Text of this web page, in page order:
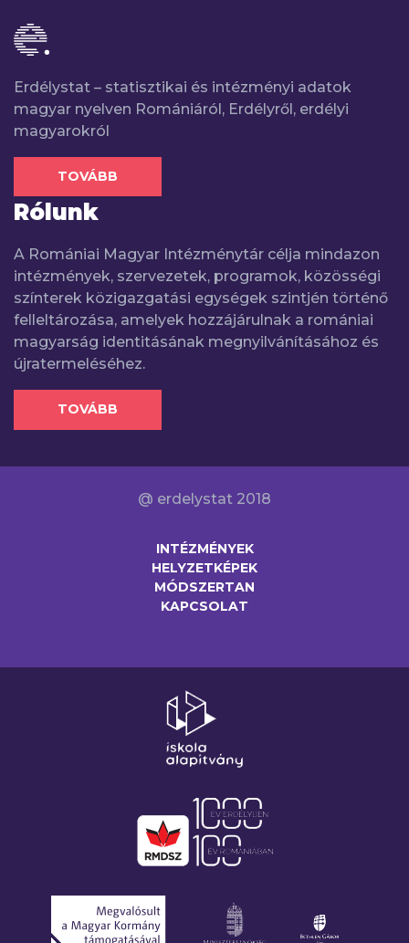
Erdélystat – statisztikai és intézményi adatok
magyar nyelven Romániáról, Erdélyről, erdélyi
magyarokról
TOVÁBB
Rólunk
A Romániai Magyar Intézménytár célja mindazon
intézmények, szervezetek, programok, közösségi
színterek közigazgatási egységek szintjén történő
felleltározása, amelyek hozzájárulnak a romániai
magyarság identitásának megnyilvánításához és
újratermeléséhez.
TOVÁBB
@ erdelystat 2018
INTÉZMÉNYEK
HELYZETKÉPEK
MÓDSZERTAN
KAPCSOLAT